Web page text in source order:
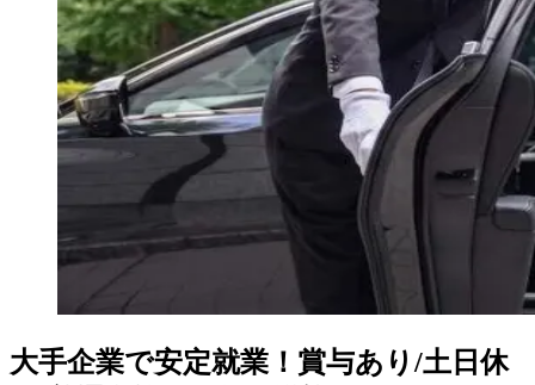
大手企業で安定就業！賞与あり/土日休